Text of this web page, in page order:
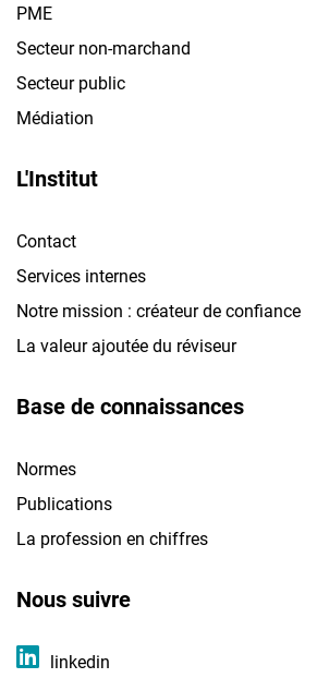
PME
Secteur non-marchand
Secteur public
Médiation
L'Institut
Contact
Services internes
Notre mission : créateur de confiance
La valeur ajoutée du réviseur
Base de connaissances
Normes
Publications
La profession en chiffres
Nous suivre
linkedin